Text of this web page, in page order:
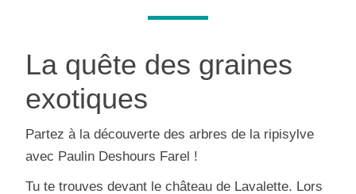
La quête des graines
exotiques
Partez à la découverte des arbres de la ripisylve
avec Paulin Deshours Farel !
Tu te trouves devant le château de Lavalette. Lors